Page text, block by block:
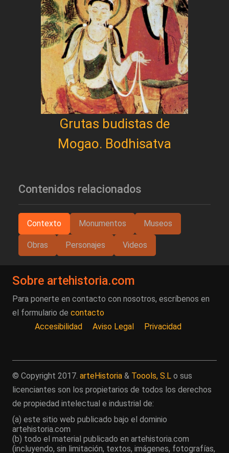
Grutas budistas de
Mogao. Bodhisatva
Contenidos relacionados
Contexto Monumentos Museos
Obras Personajes Videos
Sobre artehistoria.com
Para ponerte en contacto con nosotros, escríbenos en
el formulario de contacto
Accesibilidad
Aviso Legal Privacidad
© Copyright 2017. arteHistoria & Toools, S.L o sus
licenciantes son los propietarios de todos los derechos
de propiedad intelectual e industrial de:
(a) este sitio web publicado bajo el dominio
artehistoria.com
(b) todo el material publicado en artehistoria.com
(incluyendo, sin limitación, textos, imágenes, fotografías,